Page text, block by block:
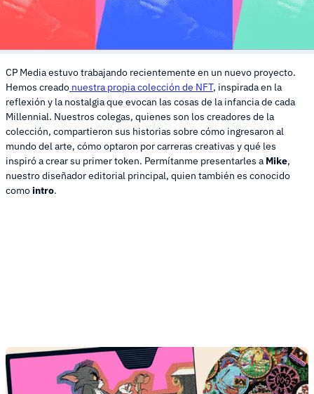
CP Media estuvo trabajando recientemente en un nuevo proyecto.
Hemos creado nuestra propia colección de NFT, inspirada en la
reflexión y la nostalgia que evocan las cosas de la infancia de cada
Millennial. Nuestros colegas, quienes son los creadores de la
colección, compartieron sus historias sobre cómo ingresaron al
mundo del arte, cómo optaron por carreras creativas y qué les
inspiró a crear su primer token. Permítanme presentarles a Mike,
nuestro diseñador editorial principal, quien también es conocido
comointro.